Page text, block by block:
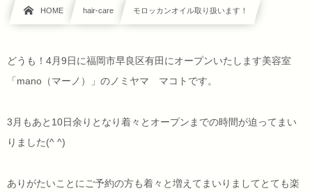
HOME hair-care モロッカンオイル取り扱います！
どうも！4月9日に福岡市早良区有田にオープンいたします美容室
「mano（マーノ）」のノミヤマ マコトです。
3月もあと10日余りとなり着々とオープンまでの時間が迫ってまい
りました(^ ^)
ありがたいことにご予約の方も着々と増えてまいりましてとても楽